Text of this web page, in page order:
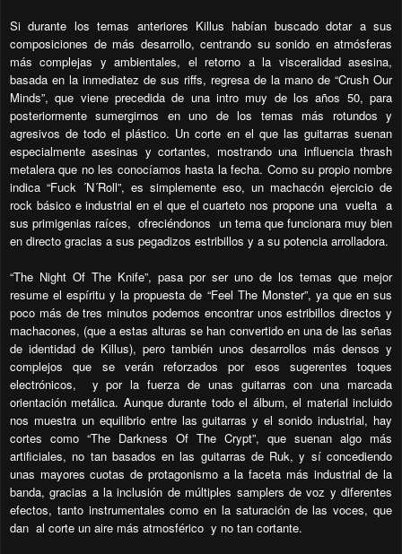
Si durante los temas anteriores Killus habían buscado dotar a sus
composiciones de más desarrollo, centrando su sonido en atmósferas
más complejas y ambientales, el retorno a la visceralidad asesina,
basada en la inmediatez de sus riffs, regresa de la mano de “Crush Our
Minds”, que viene precedida de una intro muy de los años 50, para
posteriormente sumergirnos en uno de los temas más rotundos y
agresivos de todo el plástico. Un corte en el que las guitarras suenan
especialmente asesinas y cortantes, mostrando una influencia thrash
metalera que no les conocíamos hasta la fecha. Como su propio nombre
indica “Fuck ´N´Roll”, es simplemente eso, un machacón ejercicio de
rock básico e industrial en el que el cuarteto nos propone una vuelta a
sus primigenias raíces, ofreciéndonos un tema que funcionara muy bien
en directo gracias a sus pegadizos estribillos y a su potencia arrolladora.
“The Night Of The Knife”, pasa por ser uno de los temas que mejor
resume el espíritu y la propuesta de “Feel The Monster”, ya que en sus
poco más de tres minutos podemos encontrar unos estribillos directos y
machacones, (que a estas alturas se han convertido en una de las señas
de identidad de Killus), pero también unos desarrollos más densos y
complejos que se verán reforzados por esos sugerentes toques
electrónicos, y por la fuerza de unas guitarras con una marcada
orientación metálica. Aunque durante todo el álbum, el material incluido
nos muestra un equilibrio entre las guitarras y el sonido industrial, hay
cortes como “The Darkness Of The Crypt”, que suenan algo más
artificiales, no tan basados en las guitarras de Ruk, y sí concediendo
unas mayores cuotas de protagonismo a la faceta más industrial de la
banda, gracias a la inclusión de múltiples samplers de voz y diferentes
efectos, tanto instrumentales como en la saturación de las voces, que
dan al corte un aire más atmosférico y no tan cortante.